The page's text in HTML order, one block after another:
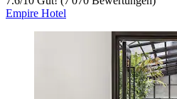
Empire Hotel